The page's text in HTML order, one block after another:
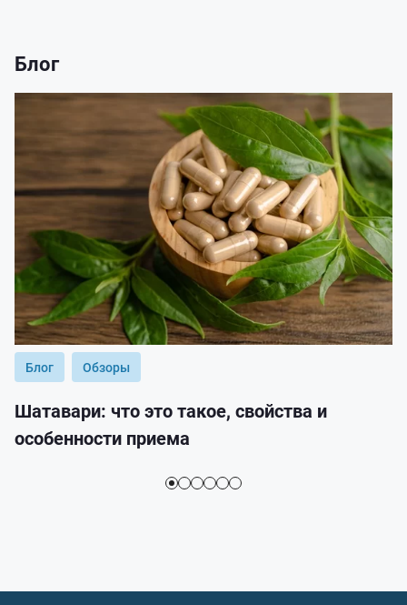
Блог
Блог Обзоры
Шатавари: что это такое, свойства и
особенности приема